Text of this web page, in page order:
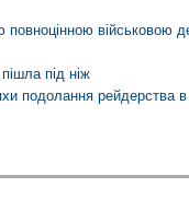
повноцінною військовою
під ніж
подолання рейдерства в